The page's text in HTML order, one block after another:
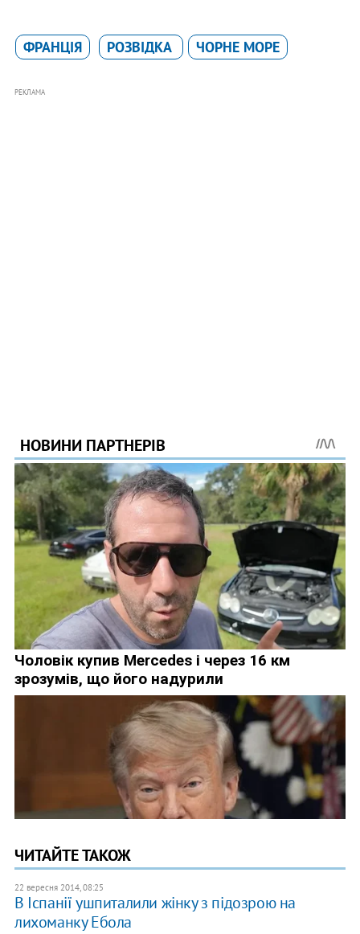
ФРАНЦІЯ РОЗВІДКА ЧОРНЕ МОРЕ
РЕКЛАМА
ЧИТАЙТЕ ТАКОЖ
22 вересня 2014, 08:25
В Іспанії ушпиталили жінку з підозрою на
лихоманку Ебола